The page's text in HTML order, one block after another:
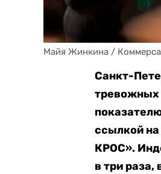
Майя Жинкина /
Санкт-
тревожных
ссылкой
КРОС».
в три раза,